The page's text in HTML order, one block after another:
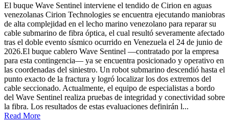
El buque Wave Sentinel interviene el tendido de Cirion en aguas
venezolanas Cirion Technologies se encuentra ejecutando maniobras
de alta complejidad en el lecho marino venezolano para reparar su
cable submarino de fibra óptica, el cual resultó severamente afectado
tras el doble evento sísmico ocurrido en Venezuela el 24 de junio de
2026.El buque cablero Wave Sentinel —contratado por la empresa
para esta contingencia— ya se encuentra posicionado y operativo en
las coordenadas del siniestro. Un robot submarino descendió hasta el
punto exacto de la fractura y logró localizar los dos extremos del
cable seccionado. Actualmente, el equipo de especialistas a bordo
del Wave Sentinel realiza pruebas de integridad y conectividad sobre
la fibra. Los resultados de estas evaluaciones definirán l...
Read More